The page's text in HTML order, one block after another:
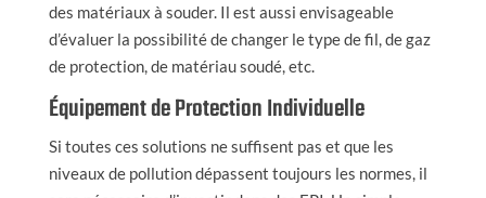
des matériaux à souder. Il est aussi envisageable
d’évaluer la possibilité de changer le type de fil, de gaz
de protection, de matériau soudé, etc.
Équipement de Protection Individuelle
Si toutes ces solutions ne suffisent pas et que les
niveaux de pollution dépassent toujours les normes, il